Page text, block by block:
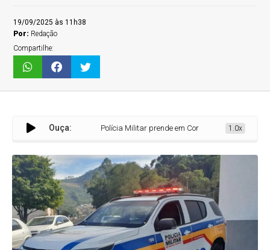
19/09/2025 às 11h38
Por: Redação
Compartilhe:
Ouça:Polícia Militar prende em Corinto dois suspeitos de
1.0x